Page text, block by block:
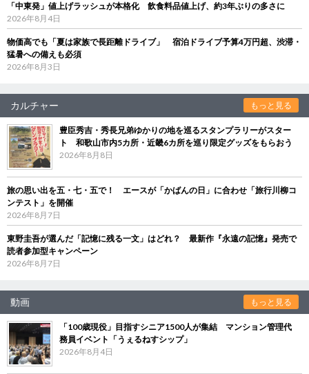
「中東発」値上げラッシュが本格化 飲食料品値上げ、約3年ぶりの多さに
2026年8月4日
物価高でも「夏は家族で長距離ドライブ」 宿泊ドライブ予算4万円超、渋滞・
猛暑への備えも必須
2026年8月3日
カルチャー もっと見る
豊臣秀吉・秀長兄弟ゆかりの地を巡るスタンプラリーがスター
ト 和歌山市内5カ所・近畿6カ所を巡り限定グッズをもらおう
2026年8月8日
旅の思い出を五・七・五で！ エースが「かばんの日」に合わせ「旅行川柳コ
ンテスト」を開催
2026年8月7日
東野圭吾が選んだ「記憶に残る一文」はどれ？ 最新作『永遠の記憶』発売で
読者参加型キャンペーン
2026年8月7日
動画 もっと見る
「100歳現役」目指すシニア1500人が集結 マンション管理代
務員イベント「うぇるねすシップ」
2026年8月4日